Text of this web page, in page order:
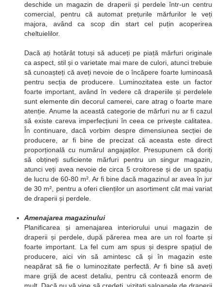
deschide un magazin de draperii și perdele într-un centru
comercial, pentru că automat prețurile mărfurilor le veți
majora, având ca scop din start cel puțin acoperirea
cheltuielilor.
Dacă ați hotărât totuși să aduceți pe piață mărfuri originale
ca aspect, stil și o varietate mai mare de culori, atunci trebuie
să cunoașteți că aveți nevoie de o încăpere foarte luminoasă
pentru secția de producere. Luminozitatea este un factor
foarte important, având în vedere că draperiile și perdelele
sunt elemente din decorul camerei, care atrag o foarte mare
atenție. Anume la această categorie de mărfuri nu ar fi cazul
să existe careva imperfecțiuni în ceea ce privește calitatea.
În continuare, dacă vorbim despre dimensiunea secției de
producere, ar fi bine de precizat că aceasta este direct
proporțională cu numărul angajaților. Presupunem că doriți
să obțineți suficiente mărfuri pentru un singur magazin,
atunci veți avea nevoie de circa 5 croitorese și de un spațiu
de lucru de 60-80 m². Ar fi bine dacă magazinul ar avea în jur
de 30 m², pentru a oferi clienților un asortiment cât mai variat
de draperii și perdele.
Amenajarea magazinului
Planificarea și amenajarea interiorului unui magazin de
draperii și perdele, după părerea mea are un rol foarte și
foarte important. La fel cum am spus și despre spațiul de
producere, aici vin să amintesc că și în magazin este
neapărat să fie o luminozitate perfectă. Ar fi bine să aveți
mare grijă de acest detaliu, pentru că contează enorm de